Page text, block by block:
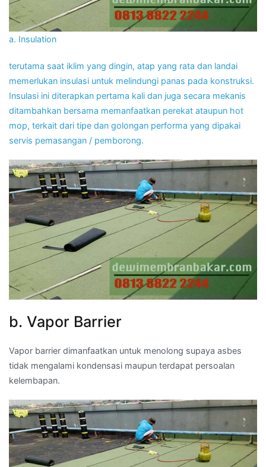
a. Insulation
terutama saat iklim yang dingin, atap yang rata dan landai
memerlukan insulasi untuk melindungi panas pada konstruksi.
Insulasi ini diterapkan pertama kali dan juga secara mekanis
ditambahkan bersama memanfaatkan perekat ataupun hot
mop, terkait dari tipe dan golongan performa yang dipakai
servis pemasangan / pemborong.
b. Vapor Barrier
Vapor barrier dimanfaatkan untuk menolong supaya asbes
tidak mengalami kondensasi maupun terdapat persoalan
kelembapan.